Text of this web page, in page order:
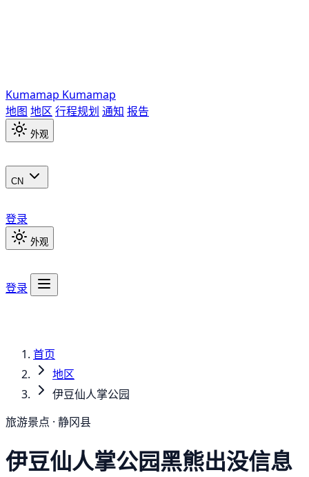
Kumamap Kumamap
地图 地区 行程规划 通知 报告
外观
CN
登录
外观
登录
首页
地区
伊豆仙人掌公园
旅游景点 · 静冈县
伊豆仙人掌公园黑熊出没信息